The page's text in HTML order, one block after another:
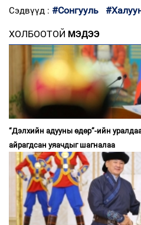
Сэдвүүд : #Сонгууль
ХОЛБООТОЙ МЭДЭЭ
“Дэлхийн адууны өдөр”-ийн
айрагдсан уяачдыг шагналаа